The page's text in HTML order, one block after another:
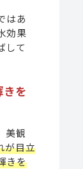
はあ
効果
して
を
美観
が目立
きを